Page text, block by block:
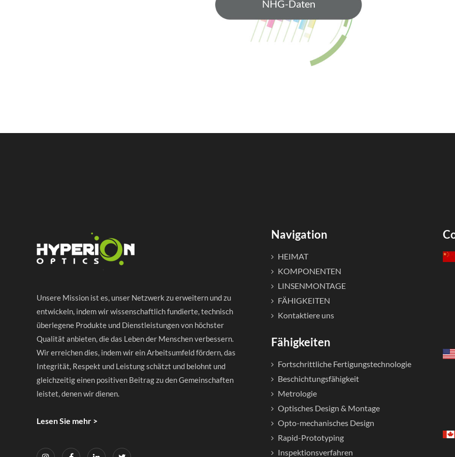
NHG-Daten
Unsere Mission ist es, unser Netzwerk zu erweitern und zu
entwickeln, indem wir wissenschaftlich fundierte, technisch
überlegene Produkte und Dienstleistungen von höchster
Qualität anbieten, die das Leben der Menschen verbessern.
Wir erreichen dies, indem wir ein Arbeitsumfeld fördern, das
Integrität, Respekt und Leistung schätzt und belohnt und
gleichzeitig einen positiven Beitrag zu den Gemeinschaften
leistet, denen wir dienen.
Lesen Sie mehr >
Navigation
HEIMAT
KOMPONENTEN
LINSENMONTAGE
FÄHIGKEITEN
Kontaktiere uns
Fähigkeiten
Fortschrittliche Fertigungstechnologie
Beschichtungsfähigkeit
Metrologie
Optisches Design & Montage
Opto-mechanisches Design
Rapid-Prototyping
Inspektionsverfahren